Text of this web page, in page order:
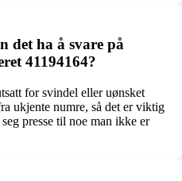
det ha å svare på
41194164?
for svindel eller uønsket
ukjente numre, så det er viktig
presse til noe man ikke er